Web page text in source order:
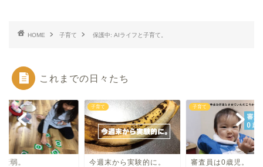
HOME 子育て 保護中: AIライフと子育て。
これまでの日々たち
弱。
子育て
今週末から実験的に。
子育て
審査員は0歳児。